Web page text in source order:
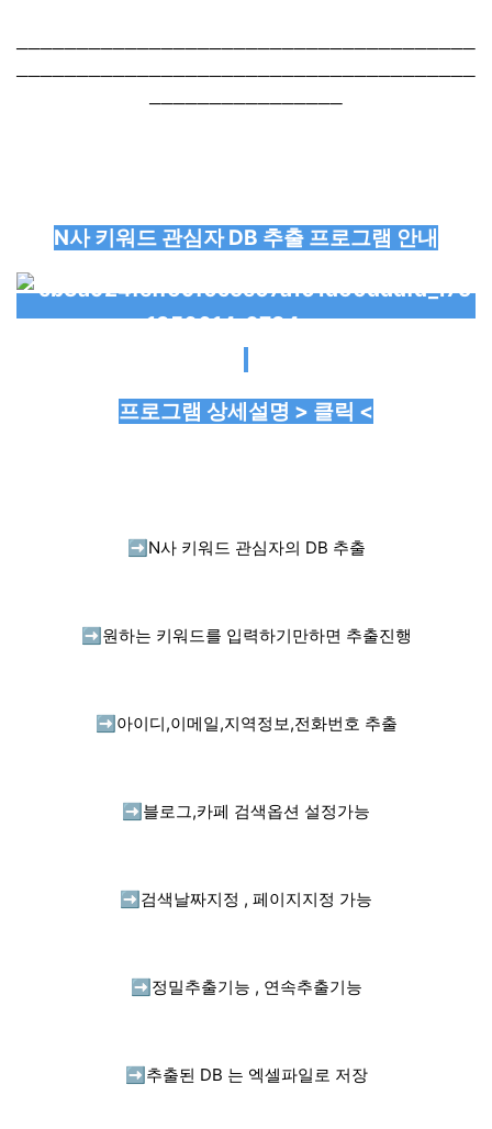
──────────────────────────────────────
──────────────────────────────────────
────────────────
N사 키워드 관심자 DB 추출 프로그램 안내
프로그램 상세설명 > 클릭 <
➡️ N사 키워드 관심자의 DB 추출
➡️ 원하는 키워드를 입력하기만하면 추출진행
➡️ 아이디,이메일,지역정보,전화번호 추출
➡️ 블로그,카페 검색옵션 설정가능
➡️ 검색날짜지정 , 페이지지정 가능
➡️ 정밀추출기능 , 연속추출기능
➡️ 추출된 DB 는 엑셀파일로 저장